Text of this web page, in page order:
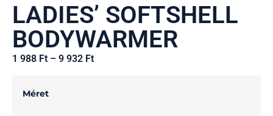
LADIES’ SOFTSHELL
BODYWARMER
1 988 Ft – 9 932 Ft
Méret